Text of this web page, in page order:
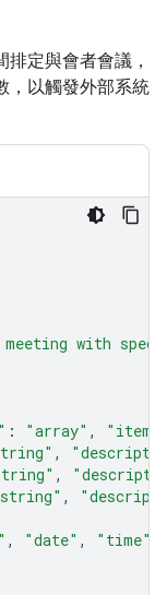
定與會者會議，
，以觸發外部系統
meeting with
: "array" ,
,
,
,
, "date" , "time"